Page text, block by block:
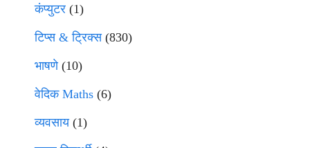
कंप्युटर (1)
टिप्स & ट्रिक्स(830)
भाषणे(10)
वेदिक Maths (6)
व्यवसाय(1)